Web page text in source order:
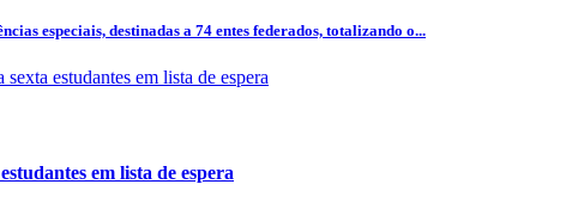
especiais, destinadas a 74 entes federados, totalizando o...
em lista de espera